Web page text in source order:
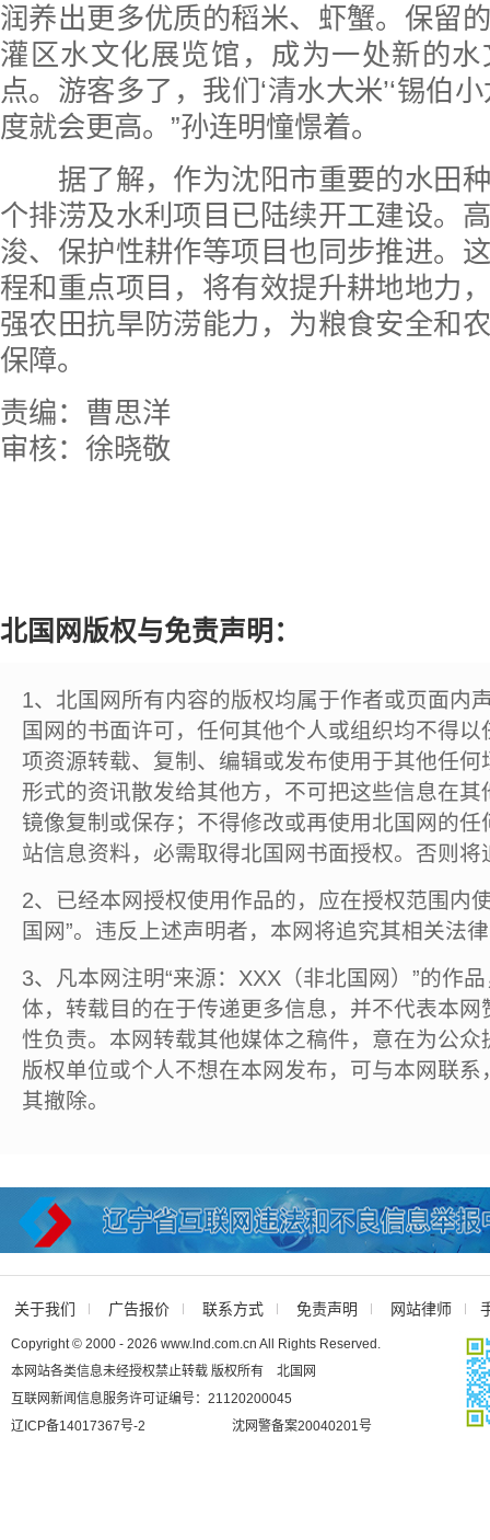
润养出更多优质的稻米、虾蟹。保留
灌区水文化展览馆，成为一处新的
点。游客多了，我们‘清水大米’‘锡伯
度就会更高。”孙连明憧憬着。
据了解，作为沈阳市重要的水田种
个排涝及水利项目已陆续开工建设。
浚、保护性耕作等项目也同步推进。
程和重点项目，将有效提升耕地地力
强农田抗旱防涝能力，为粮食安全和
保障。
责编：曹思洋
审核：徐晓敬
北国网版权与免责声明：
1、北国网所有内容的版权均属于作者或页面内
国网的书面许可，任何其他个人或组织均不得
项资源转载、复制、编辑或发布使用于其他任
形式的资讯散发给其他方，不可把这些信息在
镜像复制或保存；不得修改或再使用北国网的
站信息资料，必需取得北国网书面授权。否则将
2、已经本网授权使用作品的，应在授权范围内
国网”。违反上述声明者，本网将追究其相关法
3、凡本网注明“来源：XXX（非北国网）”的作
体，转载目的在于传递更多信息，并不代表本
性负责。本网转载其他媒体之稿件，意在为公
版权单位或个人不想在本网发布，可与本网联
其撤除。
关于我们 广告报价 联系方式 免责声明 网站律师
Copyright © 2000 - 2026 www.lnd.com.cn All Rights Reserved.
本网站各类信息未经授权禁止转载 版权所有 北国网
互联网新闻信息服务许可证编号：21120200045
辽ICP备14017367号-2
沈网警备案20040201号